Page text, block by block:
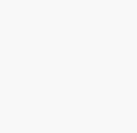
courant
et des
à venir